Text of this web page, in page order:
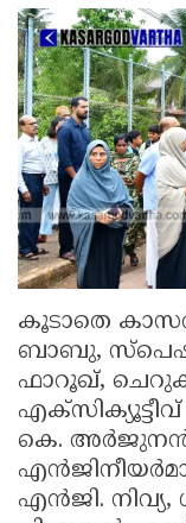
കൂടാതെ
ബാബു,
ഫാറൂഖ്,
കെ. അർജുനൻ,
എൻജി. നിവ്യ,